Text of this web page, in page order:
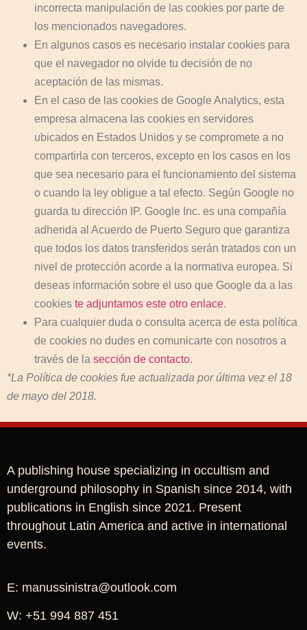
incorrecta manipulación de las cookies por parte de
los mencionados navegadores.
En algunos casos es necesario instalar cookies para
que el navegador no olvide tu decisión de no
aceptación de las mismas.
En el caso de las cookies de Google Analytics, esta
empresa almacena las cookies en servidores
ubicados en Estados Unidos y se compromete a no
compartirla con terceros, excepto en los casos en los
que sea necesario para el funcionamiento del sistema
o cuando la ley obligue a tal efecto. Según Google no
guarda tu dirección IP. Google Inc. es una compañía
adherida al Acuerdo de Puerto Seguro que garantiza
que todos los datos transferidos serán tratados con un
nivel de protección acorde a la normativa europea. Si
deseas información sobre el uso que Google da a las
cookies te adjuntamos este otro enlace.
Para cualquier duda o consulta acerca de esta política
de cookies no dudes en comunicarte con nosotros a
través de la sección de contacto.
*La Política de cookies fue actualizada por última vez el 18
de mayo del 2018.
A publishing house specializing in occultism and
underground philosophy in Spanish since 2014, with
publications in English since 2021. Present
throughout Latin America and active in international
events.
E: manussinistra@outlook.com
W: +51 994 887 451